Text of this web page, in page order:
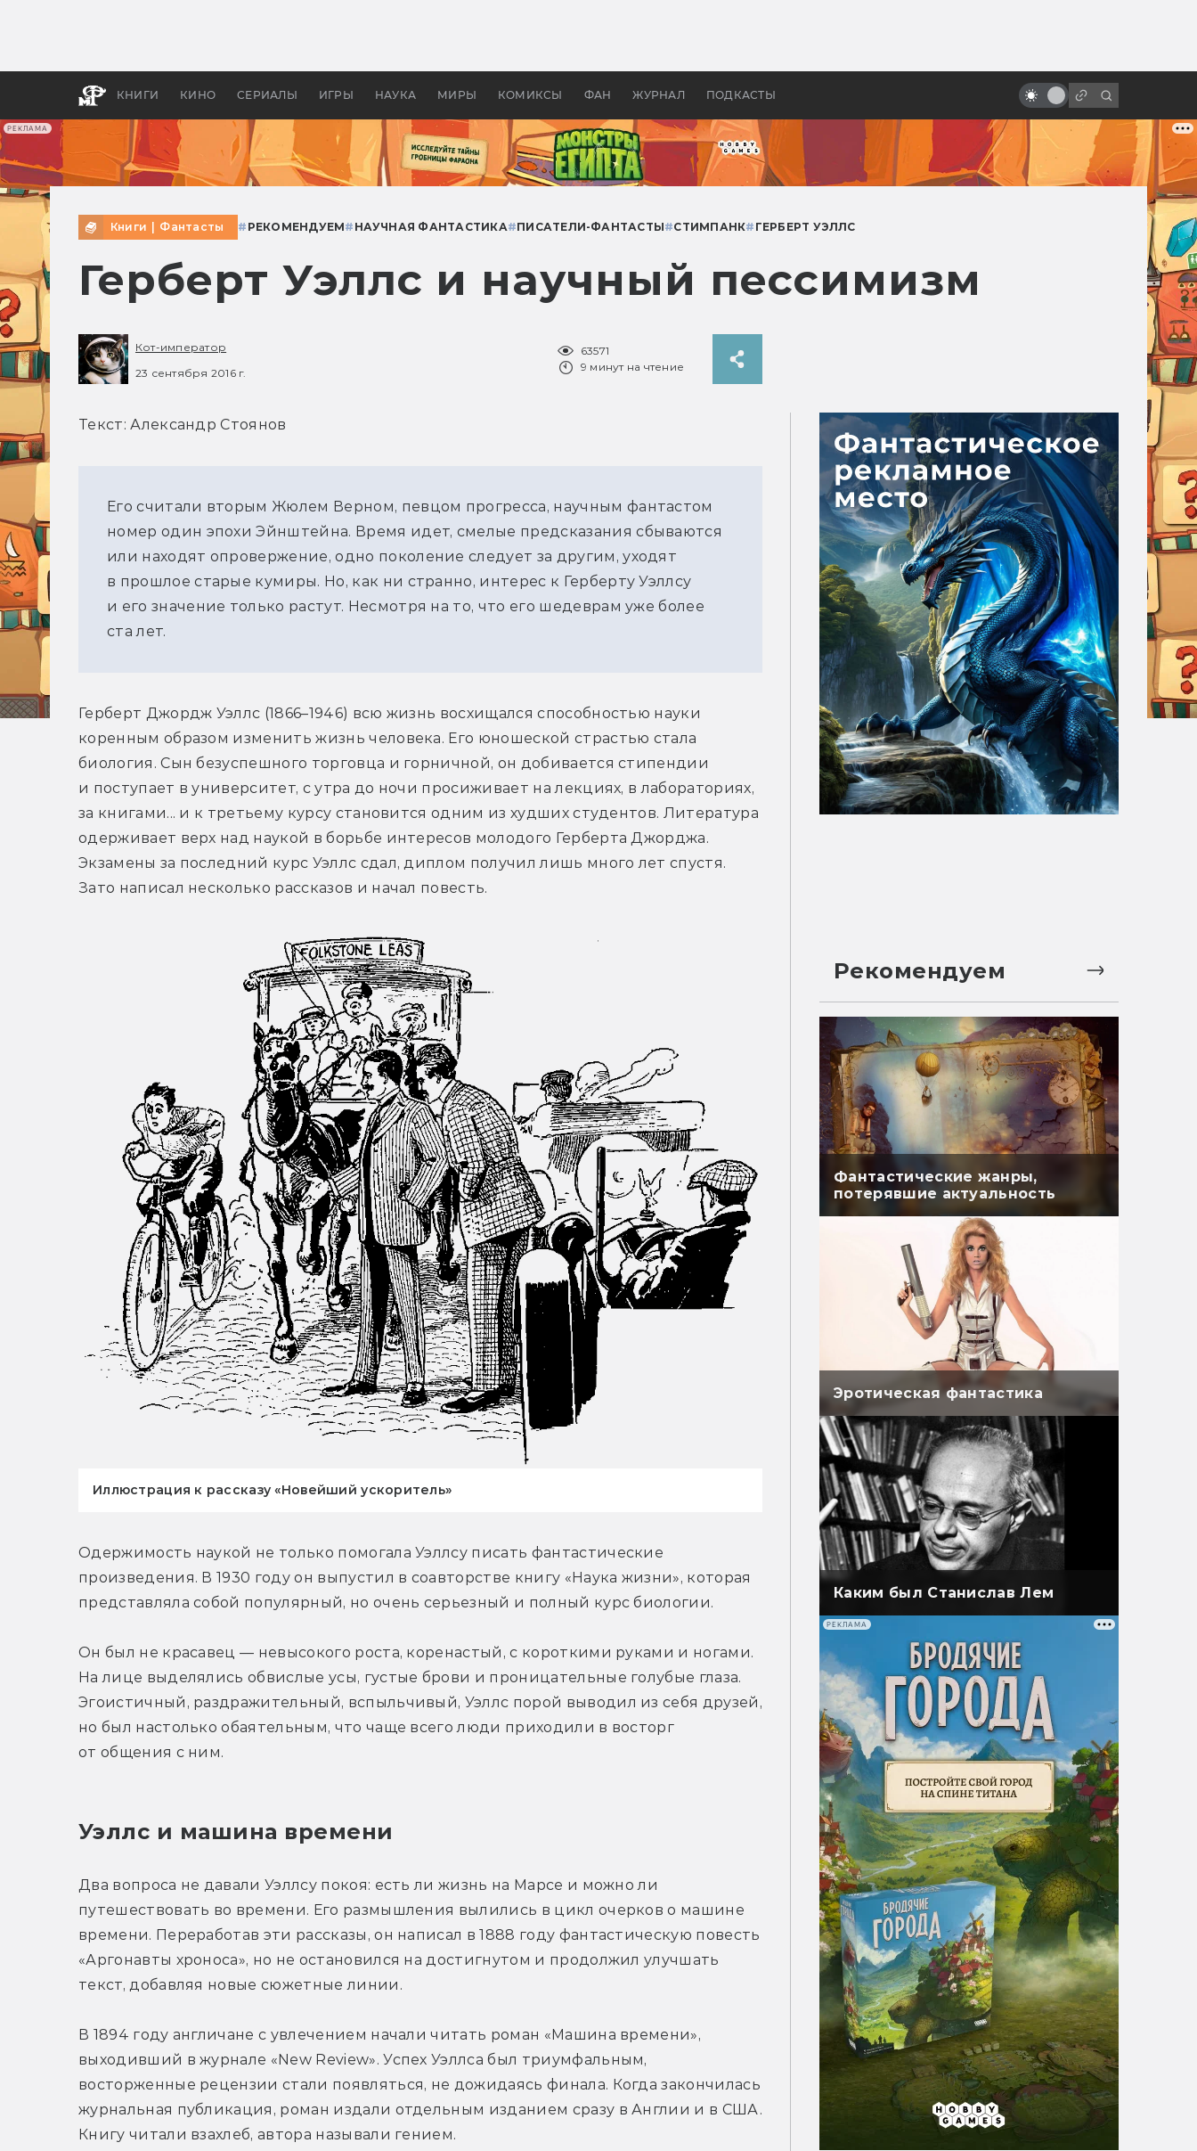
РЕКЛАМА
КНИГИ КИНО СЕРИАЛЫ ИГРЫ НАУКА МИРЫ КОМИКСЫ ФАН ЖУРНАЛ ПОДКАСТЫ
бы «Властелина колец»
Древней Грецией
младшего
Книги Фантасты # РЕКОМЕНДУЕМ# НАУЧНАЯ ФАНТАСТИКА#ПИСАТЕЛИ-ФАНТАСТЫ#СТИМПАНК# ГЕРБЕРТ УЭЛЛС
Герберт Уэллс и научный пессимизм
Кот-император
23 сентября 2016 г.
63571
9 минут на чтение
Текст: Александр Стоянов
Его считали вторым Жюлем Верном, певцом прогресса, научным фантастом
номер один эпохи Эйнштейна. Время идет, смелые предсказания сбываются
или находят опровержение, одно поколение следует за другим, уходят
в прошлое старые кумиры. Но, как ни странно, интерес к Герберту Уэллсу
и его значение только растут. Несмотря на то, что его шедеврам уже более
ста лет.
Герберт Джордж Уэллс (1866–1946) всю жизнь восхищался способностью науки
коренным образом изменить жизнь человека. Его юношеской страстью стала
биология. Сын безуспешного торговца и горничной, он добивается стипендии
и поступает в университет, с утра до ночи просиживает на лекциях, в лабораториях,
за книгами... и к третьему курсу становится одним из худших студентов. Литература
одерживает верх над наукой в борьбе интересов молодого Герберта Джорджа.
Экзамены за последний курс Уэллс сдал, диплом получил лишь много лет спустя.
Зато написал несколько рассказов и начал повесть.
Иллюстрация к рассказу «Новейший ускоритель»
Одержимость наукой не только помогала Уэллсу писать фантастические
произведения. В 1930 году он выпустил в соавторстве книгу «Наука жизни», которая
представляла собой популярный, но очень серьезный и полный курс биологии.
Он был не красавец — невысокого роста, коренастый, с короткими руками и ногами.
На лице выделялись обвислые усы, густые брови и проницательные голубые глаза.
Эгоистичный, раздражительный, вспыльчивый, Уэллс порой выводил из себя друзей,
но был настолько обаятельным, что чаще всего люди приходили в восторг
от общения с ним.
Уэллс и машина времени
Два вопроса не давали Уэллсу покоя: есть ли жизнь на Марсе и можно ли
путешествовать во времени. Его размышления вылились в цикл очерков о машине
времени. Переработав эти рассказы, он написал в 1888 году фантастическую повесть
«Аргонавты хроноса», но не остановился на достигнутом и продолжил улучшать
текст, добавляя новые сюжетные линии.
В 1894 году англичане с увлечением начали читать роман «Машина времени»,
выходивший в журнале «New Review». Успех Уэллса был триумфальным,
восторженные рецензии стали появляться, не дожидаясь финала. Когда закончилась
журнальная публикация, роман издали отдельным изданием сразу в Англии и в США.
Книгу читали взахлеб, автора называли гением.
Рекомендуем
Фантастические жанры,
потерявшие актуальность
Эротическая фантастика
Каким был Станислав Лем
РЕКЛАМА